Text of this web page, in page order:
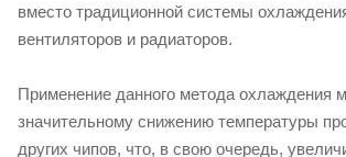
вместо традиционной системы
вентиляторов и радиаторов.
Применение данного метода охлаждения
значительному снижению температуры
других чипов, что, в свою очередь,